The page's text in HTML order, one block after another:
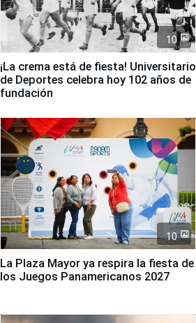
10
¡La crema está de fiesta! Universitario
de Deportes celebra hoy 102 años de
fundación
10
La Plaza Mayor ya respira la fiesta de
los Juegos Panamericanos 2027